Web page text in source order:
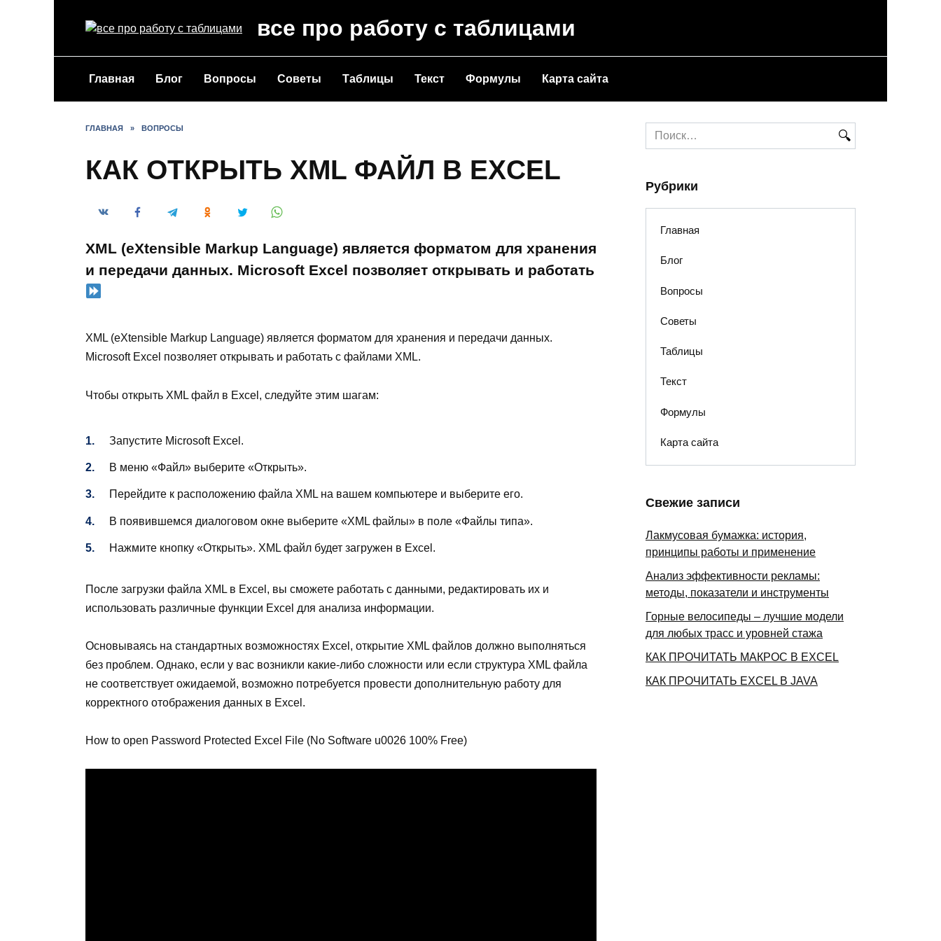
все про работу с таблицами
Главная Блог Вопросы Советы Таблицы Текст Формулы Карта сайта
ГЛАВНАЯ » ВОПРОСЫ
КАК ОТКРЫТЬ XML ФАЙЛ В EXCEL
XML (eXtensible Markup Language) является форматом для хранения
и передачи данных. Microsoft Excel позволяет открывать и работать
XML (eXtensible Markup Language) является форматом для хранения и передачи данных.
Microsoft Excel позволяет открывать и работать с файлами XML.
Чтобы открыть XML файл в Excel, следуйте этим шагам:
Запустите Microsoft Excel.
В меню «Файл» выберите «Открыть».
Перейдите к расположению файла XML на вашем компьютере и выберите его.
В появившемся диалоговом окне выберите «XML файлы» в поле «Файлы типа».
Нажмите кнопку «Открыть». XML файл будет загружен в Excel.
После загрузки файла XML в Excel, вы сможете работать с данными, редактировать их и
использовать различные функции Excel для анализа информации.
Основываясь на стандартных возможностях Excel, открытие XML файлов должно выполняться
без проблем. Однако, если у вас возникли какие-либо сложности или если структура XML файла
не соответствует ожидаемой, возможно потребуется провести дополнительную работу для
корректного отображения данных в Excel.
How to open Password Protected Excel File (No Software u0026 100% Free)
Search
for:
Рубрики
Главная
Блог
Вопросы
Советы
Таблицы
Текст
Формулы
Карта сайта
Свежие записи
Лакмусовая бумажка: история,
принципы работы и применение
Анализ эффективности рекламы:
методы, показатели и инструменты
Горные велосипеды – лучшие модели
для любых трасс и уровней стажа
КАК ПРОЧИТАТЬ МАКРОС В EXCEL
КАК ПРОЧИТАТЬ EXCEL В JAVA